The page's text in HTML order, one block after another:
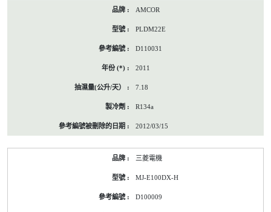
AMCOR
PLDM22E
D110031
2011
7.18
R134a
2012/03/15
三菱電機
MJ-E100DX-H
D100009